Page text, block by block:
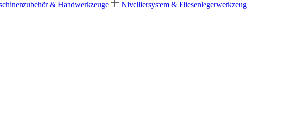
& Handwerkzeuge
Nivelliersystem & Fliesenlegerwerkzeug